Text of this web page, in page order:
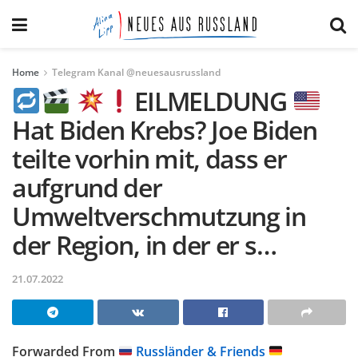
Home Telegram Kanal @neuesausrussland
EILMELDUNG
Hat Biden Krebs? Joe Biden
teilte vorhin mit, dass er
aufgrund der
Umweltverschmutzung in
der Region, in der er s…
21.07.2022
Forwarded From
Russländer & Friends